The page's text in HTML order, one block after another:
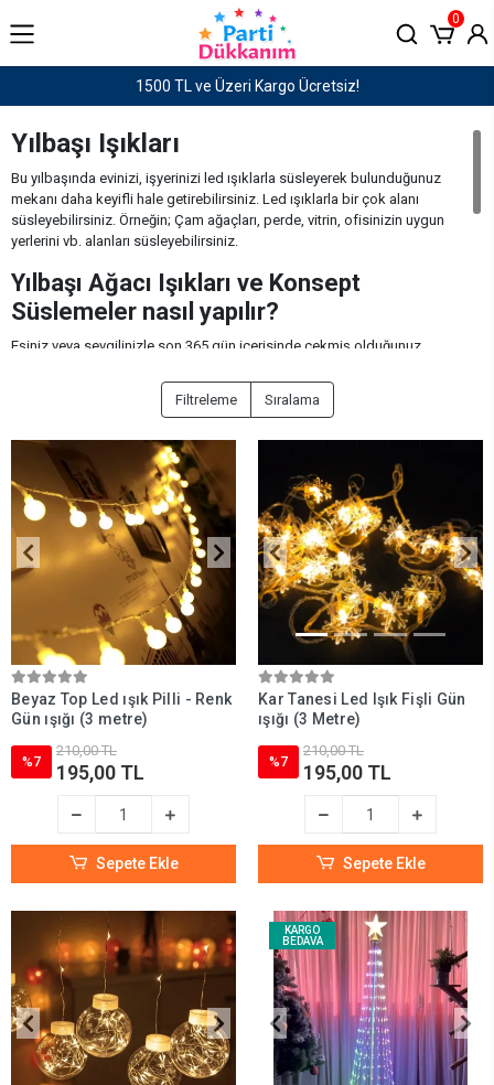
Haftaiçi saat 15:00'e kadar verilen siparişler AYNI GÜN KARGO!
0
Yılbaşı Işıkları
Bu yılbaşında evinizi, işyerinizi led ışıklarla süsleyerek bulunduğunuz
mekanı daha keyifli hale getirebilirsiniz. Led ışıklarla bir çok alanı
süsleyebilirsiniz. Örneğin; Çam ağaçları, perde, vitrin, ofisinizin uygun
yerlerini vb. alanları süsleyebilirsiniz.
Yılbaşı Ağacı Işıkları ve Konsept
Süslemeler nasıl yapılır?
Eşiniz veya sevgilinizle son 365 gün içerisinde çekmiş olduğunuz
mandal ile tutturarak romantik bir ortam hazırlayabilirsiniz.
ışıl süsleyebilirsiniz.
Evinizde hali hazırda çam ağacınız varsa rengarenk led ışık modelleri ile
ağacı süsleyebilirsiniz. Elinizde led veya ampul ışığınız varsa farklı bir ışık
rengi ile yenilemeyi düşünebilirsiniz.
Pilli yılbaşı ışıkları ile pratik bir şekilde çam ağacı ve dilediğiniz her yeri
Yılbaşı ağacı ışıkları ne kadar uzunlukta veya fiyatları hakkında bilgileri
aşağıdaki ürünlerin içeriğine bakarak öğrenebilirsiniz.
Filtreleme Sıralama
Beyaz Top Led ışık Pilli - Renk
Gün ışığı (3 metre)
%7
210,00 TL
195,00 TL
Sepete Ekle
Kar Tanesi Led Işık Fişli Gün
ışığı (3 Metre)
%7
210,00 TL
195,00 TL
Sepete Ekle
KARGO
BEDAVA